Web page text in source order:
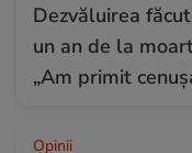
Dezvăluirea
un an de la
„Am primit
Opinii